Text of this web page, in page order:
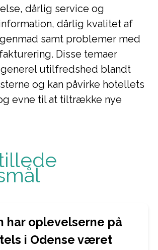
dårlig service og
dårlig kvalitet af
samt problemer med
Disse temaer
utilfredshed blandt
og kan påvirke hotellets
evne til at tiltrække nye
har oplevelserne på
i Odense været